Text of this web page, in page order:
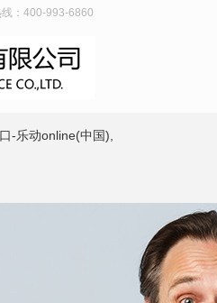
：400-993-6860
-乐动online(中国),